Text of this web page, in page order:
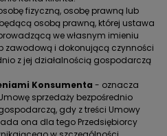
fizyczną, osobę prawną lub
osobą prawną, której ustawa
we własnym imieniu
zawodową i dokonującą czynności
z jej działalnością gospodarczą
Konsumenta - oznacza
sprzedaży bezpośrednio
gdy z treści Umowy
ona dla tego Przedsiębiorcy